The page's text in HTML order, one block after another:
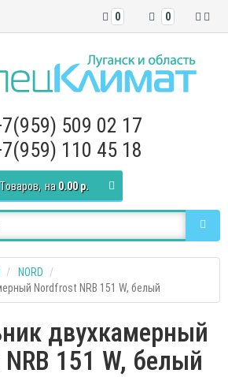
0
0
509 02 17
110 45 18
Tоваров, на 0.00 р.
NORD
Nordfrost NRB 151 W, белый
двухкамерный
151 W, белый